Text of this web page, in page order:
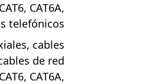
CAT6A,
telefónicos
cables
de red
CAT6A,